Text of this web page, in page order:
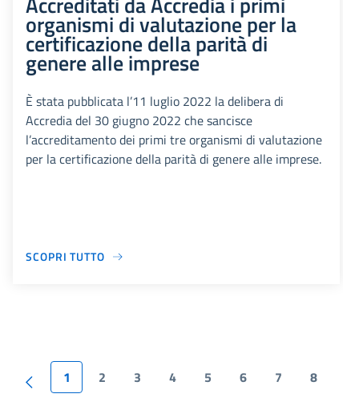
organismi di valutazione per la
certificazione della parità di
genere alle imprese
È stata pubblicata l’11 luglio 2022 la delibera di
Accredia del 30 giugno 2022 che sancisce
l’accreditamento dei primi tre organismi di valutazione
per la certificazione della parità di genere alle imprese.
SCOPRI TUTTO
1 2 3 4 5 6 7 8